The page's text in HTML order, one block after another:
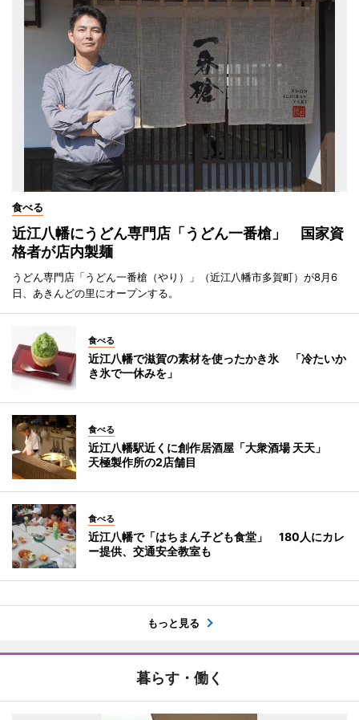
食べる
近江八幡にうどん専門店「うどん一番槍」 国家資
格者が店内製麺
うどん専門店「うどん一番槍（やり）」（近江八幡市多賀町）が8月6
日、あきんどの里にオープンする。
食べる
近江八幡で滋賀の素材を使ったかき氷 「冷たいか
き氷で一休みを」
食べる
近江八幡駅近くに創作居酒屋「大衆酒場 天天」
天極製作所の2店舗目
食べる
近江八幡で「はちまん子ども食堂」 180人にカレ
ー提供、交通安全教室も
もっと見る
暮らす・働く